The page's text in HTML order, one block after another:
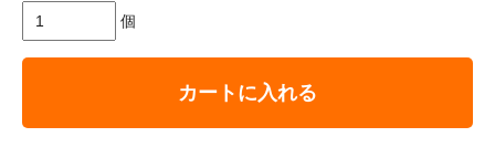
個
カートに入れる